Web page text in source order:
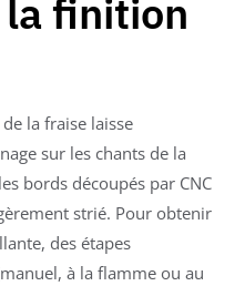
la finition
la fraise laisse
sur les chants de la
bords découpés par CNC
strié. Pour obtenir
des étapes
à la flamme ou au